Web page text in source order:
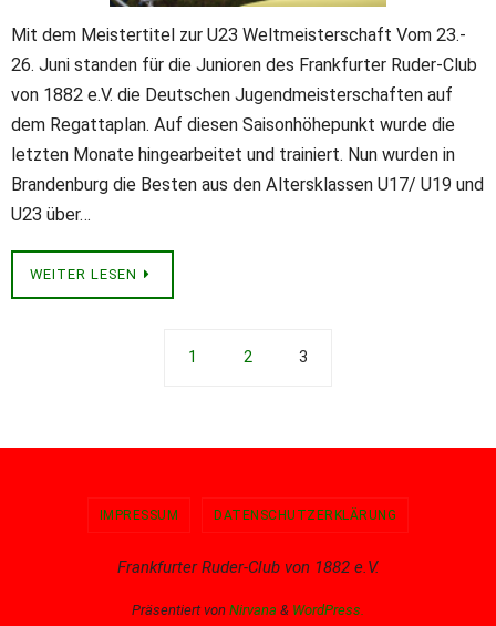
Mit dem Meistertitel zur U23 Weltmeisterschaft Vom 23.-
26. Juni standen für die Junioren des Frankfurter Ruder-Club
von 1882 e.V. die Deutschen Jugendmeisterschaften auf
dem Regattaplan. Auf diesen Saisonhöhepunkt wurde die
letzten Monate hingearbeitet und trainiert. Nun wurden in
Brandenburg die Besten aus den Altersklassen U17/ U19 und
U23 über…
WEITER LESEN
1 2 3
IMPRESSUM DATENSCHUTZERKLÄRUNG
Frankfurter Ruder-Club von 1882 e.V.
Präsentiert von Nirvana & WordPress.